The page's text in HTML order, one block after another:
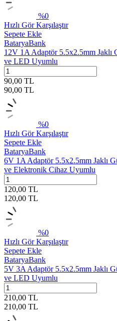
%0
Hızlı GörKarşılaştır
Sepete Ekle
BataryaBank
12V 1A Adaptör 5.5x2.5mm Jaklı
ve LED Uyumlu
90,00 TL
90,00 TL
%0
Hızlı GörKarşılaştır
Sepete Ekle
BataryaBank
6V 1A Adaptör 5.5x2.5mm Jaklı
ve Elektronik Cihaz Uyumlu
120,00 TL
120,00 TL
%0
Hızlı GörKarşılaştır
Sepete Ekle
BataryaBank
5V 3A Adaptör 5.5x2.5mm Jaklı
ve LED Uyumlu
210,00 TL
210,00 TL